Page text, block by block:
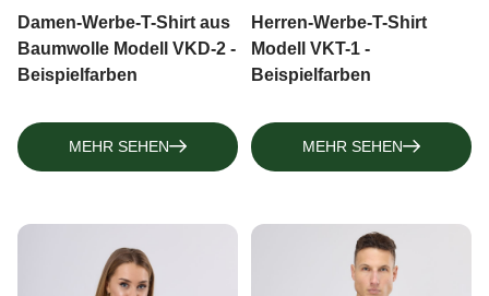
Damen-Werbe-T-Shirt aus
Baumwolle Modell VKD-2 -
Beispielfarben
MEHR SEHEN
Herren-Werbe-T-Shirt
Modell VKT-1 -
Beispielfarben
MEHR SEHEN